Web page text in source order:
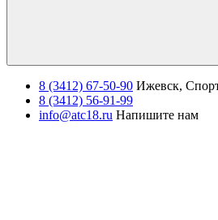
8 (3412) 67-50-90 Ижевск,
8 (3412) 56-91-99
info@atc18.ru Напишите нам